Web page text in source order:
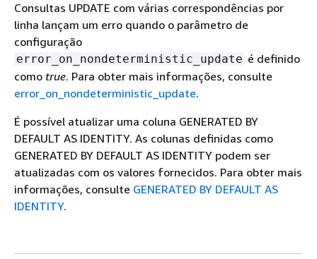
Consultas UPDATE com várias correspondências por
linha lançam um erro quando o parâmetro de
configuração
error_on_nondeterministic_update é definido
como true. Para obter mais informações, consulte
error_on_nondeterministic_update.
É possível atualizar uma coluna GENERATED BY
DEFAULT AS IDENTITY. As colunas definidas como
GENERATED BY DEFAULT AS IDENTITY podem ser
atualizadas com os valores fornecidos. Para obter mais
informações, consulte GENERATED BY DEFAULT AS
IDENTITY.